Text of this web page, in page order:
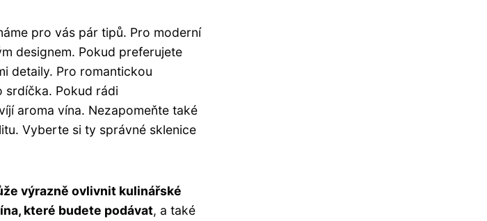
pro vás pár tipů. Pro moderní
designem. Pokud preferujete
detaily. Pro romantickou
srdíčka. Pokud rádi
aroma vína. Nezapomeňte také
Vyberte si ty správné sklenice
výrazně ovlivnit kulinářské
které budete podávat, a také